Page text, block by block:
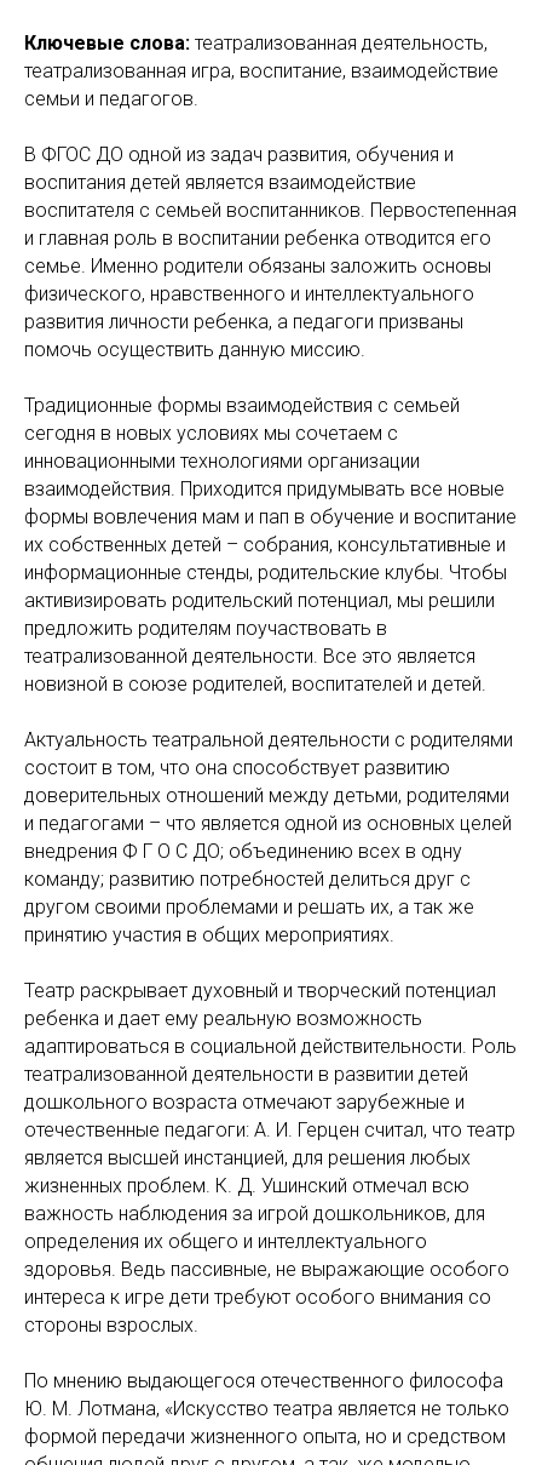
Ключевые слова: театрализованная деятельность,
театрализованная игра, воспитание, взаимодействие
семьи и педагогов.
В ФГОС ДО одной из задач развития, обучения и
воспитания детей является взаимодействие
воспитателя с семьей воспитанников. Первостепенная
и главная роль в воспитании ребенка отводится его
семье. Именно родители обязаны заложить основы
физического, нравственного и интеллектуального
развития личности ребенка, а педагоги призваны
помочь осуществить данную миссию.
Традиционные формы взаимодействия с семьей
сегодня в новых условиях мы сочетаем с
инновационными технологиями организации
взаимодействия. Приходится придумывать все новые
формы вовлечения мам и пап в обучение и воспитание
их собственных детей – собрания, консультативные и
информационные стенды, родительские клубы. Чтобы
активизировать родительский потенциал, мы решили
предложить родителям поучаствовать в
театрализованной деятельности. Все это является
новизной в союзе родителей, воспитателей и детей.
Актуальность театральной деятельности с родителями
состоит в том, что она способствует развитию
доверительных отношений между детьми, родителями
и педагогами – что является одной из основных целей
внедрения Ф Г О С ДО; объединению всех в одну
команду; развитию потребностей делиться друг с
другом своими проблемами и решать их, а так же
принятию участия в общих мероприятиях.
Театр раскрывает духовный и творческий потенциал
ребенка и дает ему реальную возможность
адаптироваться в социальной действительности. Роль
театрализованной деятельности в развитии детей
дошкольного возраста отмечают зарубежные и
отечественные педагоги: А. И. Герцен считал, что театр
является высшей инстанцией, для решения любых
жизненных проблем. К. Д. Ушинский отмечал всю
важность наблюдения за игрой дошкольников, для
определения их общего и интеллектуального
здоровья. Ведь пассивные, не выражающие особого
интереса к игре дети требуют особого внимания со
стороны взрослых.
По мнению выдающегося отечественного философа
Ю. М. Лотмана, «Искусство театра является не только
формой передачи жизненного опыта, но и средством